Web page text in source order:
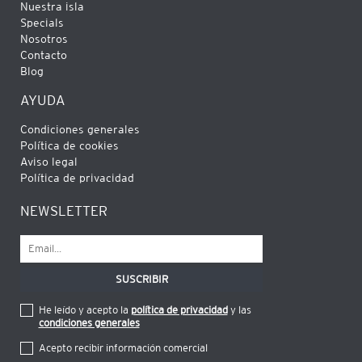
The villa is perfectly situated - close to Pollença, Port
de Pollença beach and Alcudia Old Town, yet a self
contained haven with views of local hills and the
Hotel Son Brull. It’s ideal for a stay with a group of
-/-
Nuestra isla
Specials
Nosotros
Contacto
Blog
AYUDA
Condiciones generales
Política de cookies
Aviso legal
Política de privacidad
NEWSLETTER
He leído y acepto la política de privacidady las
condiciones generales
Acepto recibir información comercial